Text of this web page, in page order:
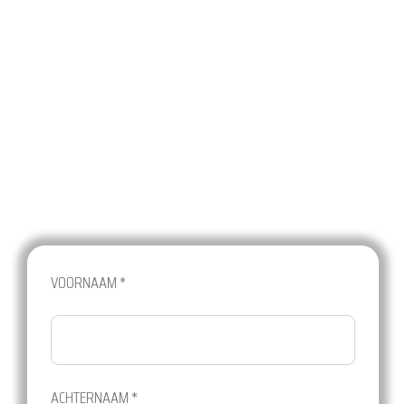
VOORNAAM *
ACHTERNAAM *